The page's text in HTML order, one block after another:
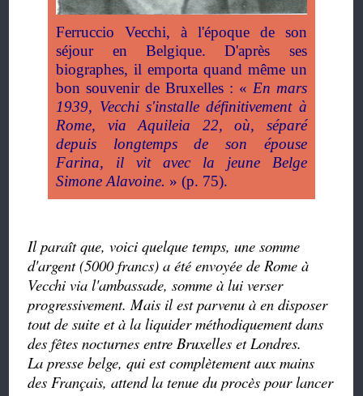
Ferruccio Vecchi, à l'époque de son
séjour en Belgique. D'après ses
biographes, il emporta quand même un
bon souvenir de Bruxelles : « En mars
1939, Vecchi s'installe définitivement à
Rome, via Aquileia 22, où, séparé
depuis longtemps de son épouse
Farina, il vit avec la jeune Belge
Simone Alavoine. » (p. 75).
Il paraît que, voici quelque temps, une somme
d'argent (5000 francs) a été envoyée de Rome à
Vecchi via l'ambassade, somme à lui verser
progressivement. Mais il est parvenu à en disposer
tout de suite et à la liquider méthodiquement dans
des fêtes nocturnes entre Bruxelles et Londres.
La presse belge, qui est complètement aux mains
des Français, attend la tenue du procès pour lancer